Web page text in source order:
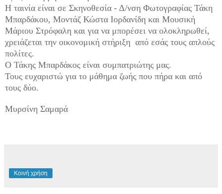
Η ταινία είναι σε Σκηνοθεσία - Δ/νση Φωτογραφίας Τάκη
Μπαρδάκου, Μοντάζ Κώστα Ιορδανίδη και Μουσική
Μάριου Στρόφαλη και για να μπορέσει να ολοκληρωθεί,
χρειάζεται την οικονομική στήριξη από εσάς τους απλούς
πολίτες.
Ο Τάκης Μπαρδάκος είναι συμπατριώτης μας.
Τους ευχαριστώ για το μάθημα ζωής που πήρα και από
τους δύο.
Μυρσίνη Σαμαρά
Κοινή χρήση